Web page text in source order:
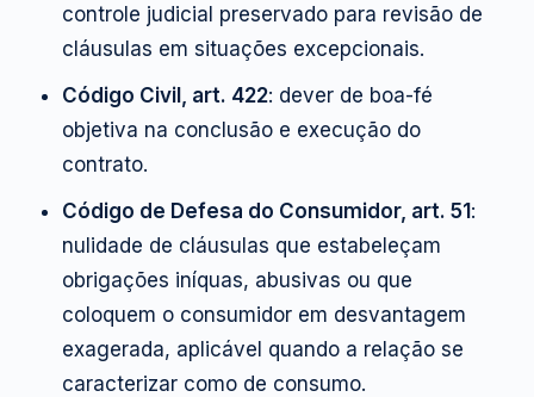
controle judicial preservado para revisão de
cláusulas em situações excepcionais.
Código Civil, art. 422: dever de boa-fé
objetiva na conclusão e execução do
contrato.
Código de Defesa do Consumidor, art. 51:
nulidade de cláusulas que estabeleçam
obrigações iníquas, abusivas ou que
coloquem o consumidor em desvantagem
exagerada, aplicável quando a relação se
caracterizar como de consumo.